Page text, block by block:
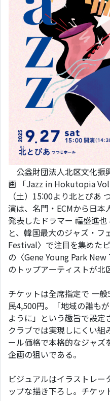
公益財団法人北区文化振
画 「Jazz in Hokutopia
（土）15:00より北とぴあ
演は、名門・ECMから日
発表したドラマー 福盛進
と、韓国最大のジャズ・
Festival〉で注目を集めた
の〈Gene Young Park
のトップアーティストが北
チケットは全席指定で 一
民4,500円。「地域の誰も
ように」という趣旨で設定
クラブでは実現しにくい
ール価格で本格的なジャ
企画の狙いである。
ビジュアルはイラストレ
ップな描き下ろし。チケッ